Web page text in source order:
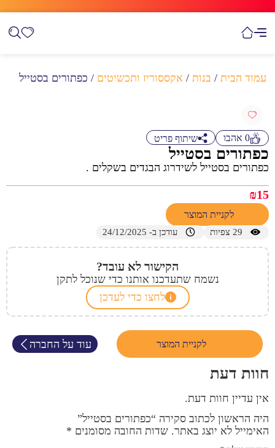
עמוד הבית / בנות / אקססוריז ותכשיטים / כפתורים בסטייל
0 אהבו שיתוף פריט
כפתורים בסטייל
כפתורים בסטייל לשידרוג הבגדים בשקלים .
₪15
לקניית המוצר
29 צפיות עודכן ב- 24/12/2025
הקישור לא עובד?
נשמח שתעדכנו אותנו כדי שנוכל לתקן
לחצו כדי לעדכן
לקניית המוצר עוד על החברה
חוות דעת
אין עדיין חוות דעת.
היה הראשון לכתוב סקירה “כפתורים בסטייל”
האימייל לא יוצג באתר. שדות החובה מסומנים *